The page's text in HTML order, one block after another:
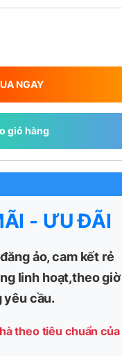
NGAY
giỏ hàng
- ƯU ĐÃI
ảo, cam kết rẻ
linh hoạt,theo giờ
yêu cầu.
theo tiêu chuẩn của